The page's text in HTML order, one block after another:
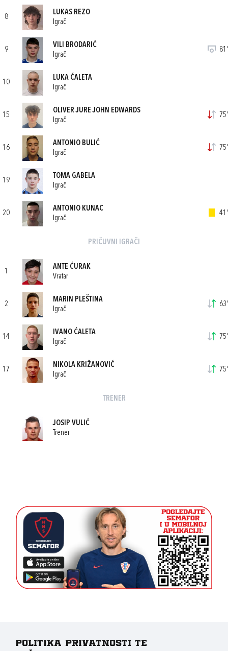
8
LUKAS REZO
Igrač
9
VILI BRODARIĆ
Igrač
81'
10
LUKA ĆALETA
Igrač
15
OLIVER JURE JOHN EDWARDS
Igrač
75'
16
ANTONIO BULIĆ
Igrač
75'
19
TOMA GABELA
Igrač
20
ANTONIO KUNAC
Igrač
41'
PRIČUVNI IGRAČI
1
ANTE ĆURAK
Vratar
2
MARIN PLEŠTINA
Igrač
63'
14
IVANO ĆALETA
Igrač
75'
17
NIKOLA KRIŽANOVIĆ
Igrač
75'
TRENER
JOSIP VULIĆ
Trener
Politika privatnosti te